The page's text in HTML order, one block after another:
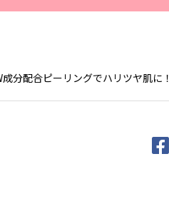
分配合ピーリングでハリツヤ肌に！